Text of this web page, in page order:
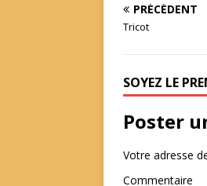
PRÉCÉDENT
Tricot
SOYEZ LE
Poster
Votre adresse
Commentaire